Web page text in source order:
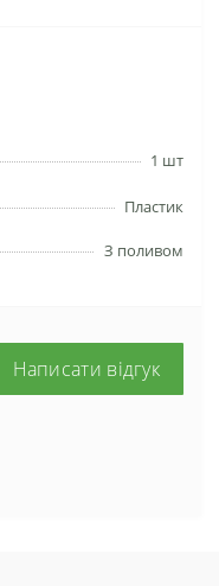
1 шт
Пластик
З поливом
Написати відгук